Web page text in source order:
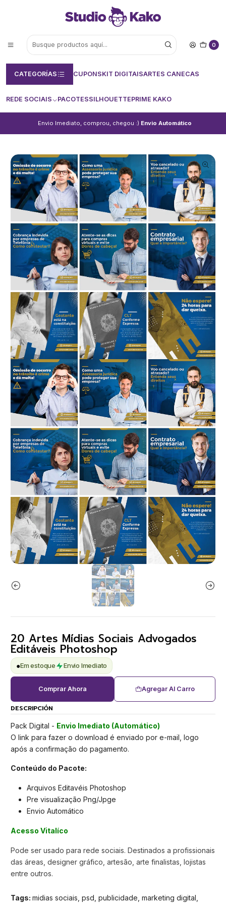
0
CATEGORÍAS CUPONSKIT DIGITAISARTES CANECAS
REDE SOCIAIS PACOTESSILHOUETTEPRIME KAKO
Envio Imediato, comprou, chegou :) Envio Automático
20 Artes Mídias Sociais Advogados
Editáveis Photoshop
●Em estoque Envio Imediato
Agregar Al Carro
Comprar Ahora
DESCRIPCIÓN
Pack Digital - Envio Imediato (Automático)
O link para fazer o download é enviado por e-mail, logo
após a confirmação do pagamento.
Conteúdo do Pacote:
Arquivos Editavéis Photoshop
Pre visualização Png/Jpge
Envio Automático
Acesso Vitalíco
Pode ser usado para rede sociais. Destinados a profissionais
das áreas, designer gráfico, artesão, arte finalistas, lojistas
entre outros.
Tags: midias sociais, psd, publicidade, marketing digital,